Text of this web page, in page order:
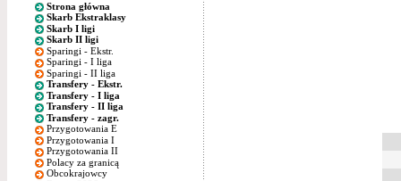
Strona główna
Skarb Ekstraklasy
Skarb I ligi
Skarb II ligi
Sparingi - Ekstr.
Sparingi - I liga
Sparingi - II liga
Transfery - Ekstr.
Transfery - I liga
Transfery - II liga
Transfery - zagr.
Przygotowania E
Przygotowania I
Przygotowania II
Polacy za granicą
Obcokrajowcy